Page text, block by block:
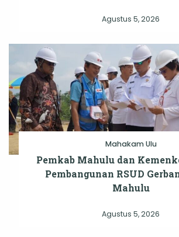
Agustus 5, 2026
Mahakam Ulu
Pemkab Mahulu dan
Pembangunan RSUD
Mahulu
Agustus 5, 2026